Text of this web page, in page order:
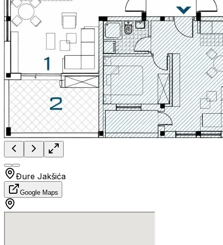
Đure Jakšića
Google Maps